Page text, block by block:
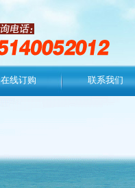
在线订购 联系我们